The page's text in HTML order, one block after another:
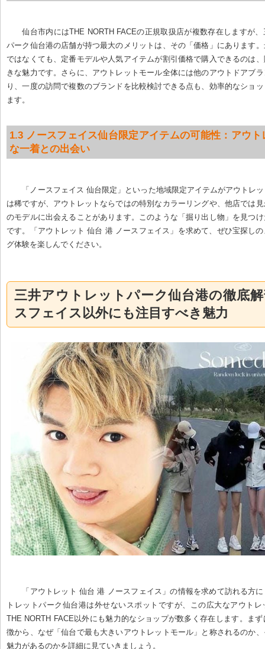
仙台市内にはTHE NORTH FACEの正規取扱店が複数存在しますが
パーク仙台港の店舗が持つ最大のメリットは、その「価格」にあります
ではなくても、定番モデルや人気アイテムが割引価格で購入できるのは
きな魅力です。さらに、アウトレットモール全体には他のアウトドアブ
り、一度の訪問で複数のブランドを比較検討できる点も、効率的なショ
ます。
1.3 ノースフェイス仙台限定アイテムの可能性：アウト
な一着との出会い
「ノースフェイス 仙台限定」といった地域限定アイテムがアウトレ
は稀ですが、アウトレットならではの特別なカラーリングや、他店では
のモデルに出会えることがあります。このような「掘り出し物」を見つ
です。「アウトレット 仙台 港 ノースフェイス」を求めて、ぜひ宝探し
グ体験を楽しんでください。
三井アウトレットパーク仙台港の徹底
スフェイス以外にも注目すべき魅力
「アウトレット 仙台 港 ノースフェイス」の情報を求めて訪れる方
トレットパーク仙台港は外せないスポットですが、この広大なアウト
THE NORTH FACE以外にも魅力的なショップが数多く存在します。ま
徴から、なぜ「仙台で最も大きいアウトレットモール」と称されるのか
魅力があるのかを詳細に見ていきましょう。